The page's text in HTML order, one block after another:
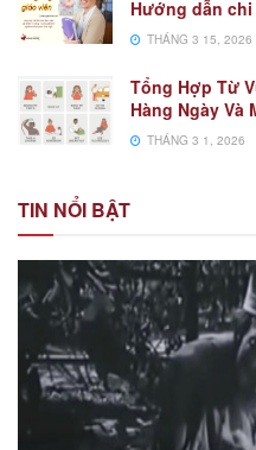
Hướng dẫn
THÁNG 3 15, 2026
Tổng Hợp Từ
Hàng Ngày Và
THÁNG 3 1, 2026
TIN NỔI BẬT